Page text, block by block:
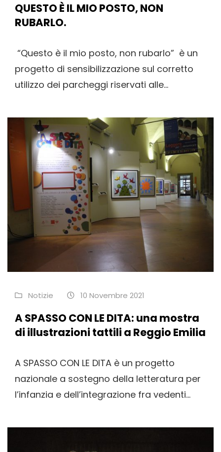
QUESTO È IL MIO POSTO, NON
RUBARLO.
“Questo è il mio posto, non rubarlo” è un
progetto di sensibilizzazione sul corretto
utilizzo dei parcheggi riservati alle...
Notizie 10 Novembre 2021
A SPASSO CON LE DITA: una mostra
di illustrazioni tattili a Reggio Emilia
A SPASSO CON LE DITA è un progetto
nazionale a sostegno della letteratura per
l’infanzia e dell’integrazione fra vedenti...